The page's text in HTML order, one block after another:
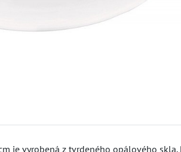
je vyrobená z tvrdeného opálového